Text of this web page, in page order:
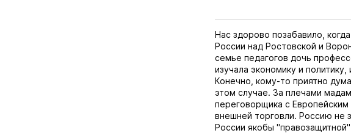
Нас здорово позабавило, когда
России над Ростовской и
семье педагогов дочь
изучала экономику и
Конечно, кому-то приятно
этом случае. За плечами
переговорщика с
внешней торговли. Россию не
России якобы